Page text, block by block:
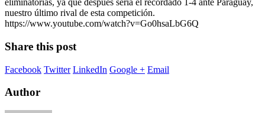
eliminatorias, ya que después sería el recordado 1-4 ante Paraguay,
nuestro último rival de esta competición.
https://www.youtube.com/watch?v=Go0hsaLbG6Q
Share this post
Facebook Twitter LinkedIn Google + Email
Author